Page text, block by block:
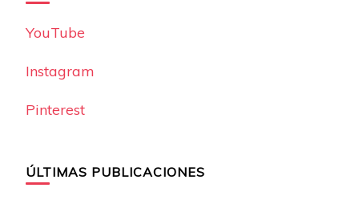
YouTube
Instagram
Pinterest
ÚLTIMAS PUBLICACIONES